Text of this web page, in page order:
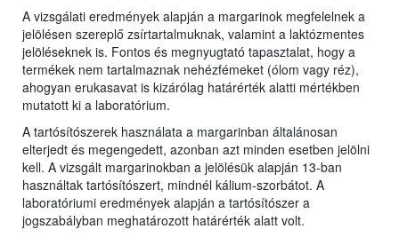
A vizsgálati eredmények alapján a margarinok megfelelnek a
jelölésen szereplő zsírtartalmuknak, valamint a laktózmentes
jelöléseknek is. Fontos és megnyugtató tapasztalat, hogy a
termékek nem tartalmaznak nehézfémeket (ólom vagy réz),
ahogyan erukasavat is kizárólag határérték alatti mértékben
mutatott ki a laboratórium.
A tartósítószerek használata a margarinban általánosan
elterjedt és megengedett, azonban azt minden esetben jelölni
kell. A vizsgált margarinokban a jelölésük alapján 13-ban
használtak tartósítószert, mindnél kálium-szorbátot. A
laboratóriumi eredmények alapján a tartósítószer a
jogszabályban meghatározott határérték alatt volt.